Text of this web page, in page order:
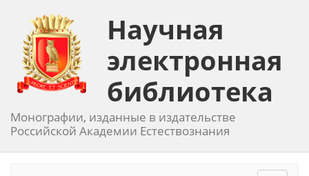
Научная
электронная
библиотека
Монографии, изданные в издательстве
Российской Академии Естествознания